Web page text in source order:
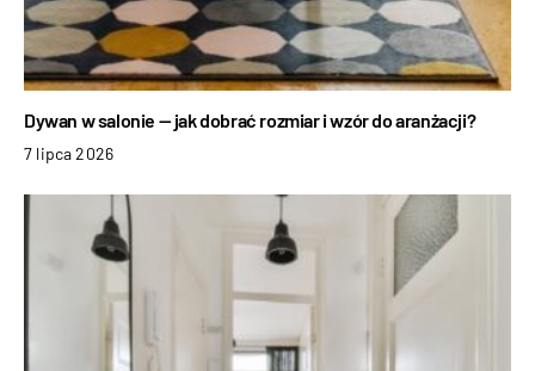
Dywan w salonie — jak dobrać rozmiar i wzór do aranżacji?
7 lipca 2026